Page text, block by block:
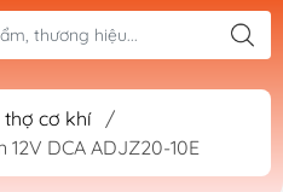
cơ khí
/
DCA ADJZ20-10E